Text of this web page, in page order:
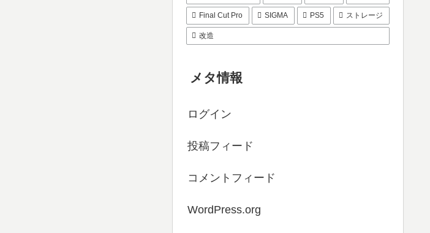
Final Cut Pro SIGMA PS5 ストレージ
改造
メタ情報
ログイン
投稿フィード
コメントフィード
WordPress.org